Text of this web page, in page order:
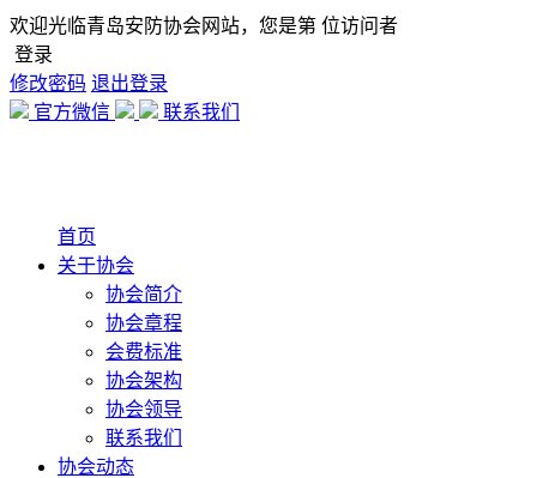
欢迎光临青岛安防协会网站，您是第 位访问者
登录
修改密码 退出登录
官方微信
联系我们
首页
关于协会
协会简介
协会章程
会费标准
协会架构
协会领导
联系我们
协会动态